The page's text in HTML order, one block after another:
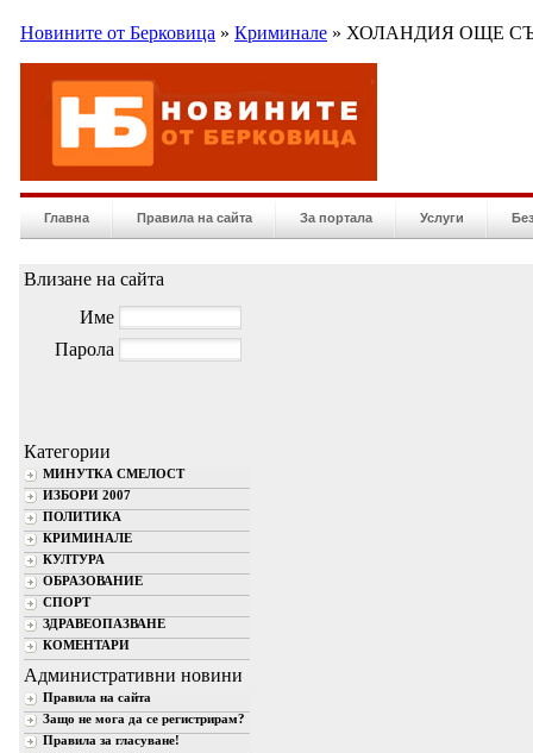
Новините от Берковица » Криминале » ХОЛАНДИЯ ОЩЕ
Главна Правила на сайта За портала Услуги
Влизане на сайта
Име
Парола
Категории
МИНУТКА СМЕЛОСТ
ИЗБОРИ 2007
ПОЛИТИКА
КРИМИНАЛЕ
КУЛТУРА
ОБРАЗОВАНИЕ
СПОРТ
ЗДРАВЕОПАЗВАНЕ
КОМЕНТАРИ
Административни новини
Правила на сайта
Защо не мога да се регистрирам?
Правила за гласуване!